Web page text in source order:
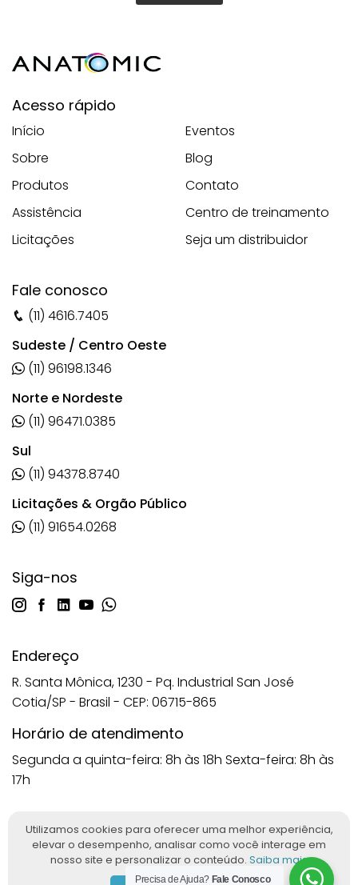
Precisa de Ajuda? Fale Conosco
Acesso rápido
Início
Sobre
Produtos
Assistência
Licitações
Eventos
Blog
Contato
Centro de treinamento
Seja um distribuidor
Fale conosco
(11) 4616.7405
Sudeste / Centro Oeste
(11) 96198.1346
Norte e Nordeste
(11) 96471.0385
Sul
(11) 94378.8740
Licitações & Orgão Público
(11) 91654.0268
Siga-nos
Endereço
R. Santa Mônica, 1230 - Pq. Industrial San José
Cotia/SP - Brasil - CEP: 06715-865
Horário de atendimento
Segunda a quinta-feira: 8h às 18h Sexta-feira: 8h às
17h
Imagens protegidas nos termos da Lei nº 9.610/98. Reprodução
proibida sem autorização. © 2025 ANATOMIC™. Todos os direitos
Utilizamos cookies para oferecer uma melhor experiência,
elevar o desempenho, analisar como você interage em
nosso site e personalizar o conteúdo. Saiba mais